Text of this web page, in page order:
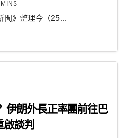
聞》整理今（25…
伊朗外長正率團前往巴
談判